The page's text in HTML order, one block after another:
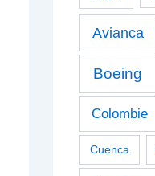
Avianca
Boeing
Colombie
Cuenca